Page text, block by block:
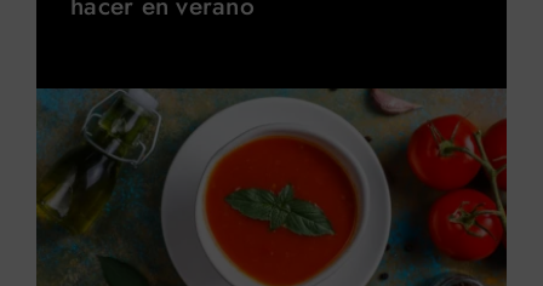
Horarios
Contacto
Blog
Reservar actividades
Buscar: